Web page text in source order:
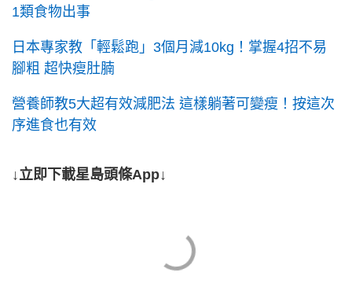
1類食物出事
日本專家教「輕鬆跑」3個月減10kg！掌握4招不易
腳粗 超快瘦肚腩
營養師教5大超有效減肥法 這樣躺著可變瘦！按這次
序進食也有效
↓立即下載星島頭條App↓